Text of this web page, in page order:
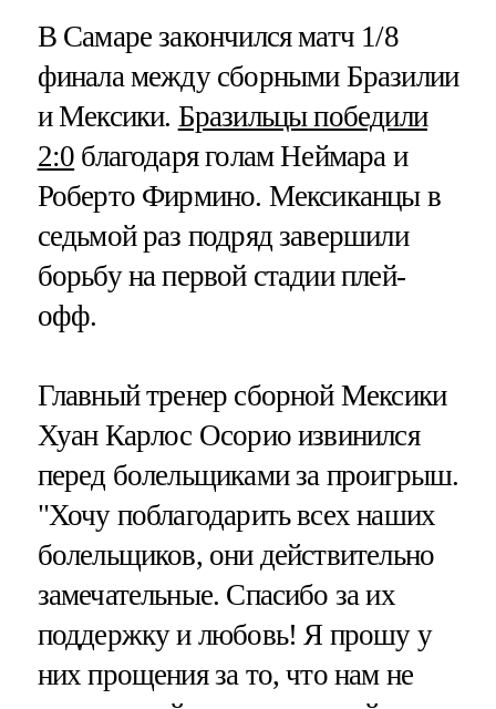
В Самаре закончился матч 1/8
финала между сборными Бразилии
и Мексики. Бразильцы победили
2:0 благодаря голам Неймара и
Роберто Фирмино. Мексиканцы в
седьмой раз подряд завершили
борьбу на первой стадии плей-
офф.
Главный тренер сборной Мексики
Хуан Карлос Осорио извинился
перед болельщиками за проигрыш.
"Хочу поблагодарить всех наших
болельщиков, они действительно
замечательные. Спасибо за их
поддержку и любовь! Я прошу у
них прощения за то, что нам не